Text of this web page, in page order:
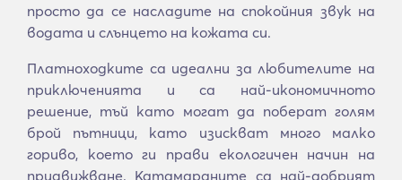
просто да се насладите на спокойния звук на
водата и слънцето на кожата си.
Платноходките са идеални за любителите на
приключенията и са най-икономичното
решение, тъй като могат да поберат голям
брой пътници, като изискват много малко
гориво, което ги прави екологичен начин на
придвижване. Катамараните са най-добрият